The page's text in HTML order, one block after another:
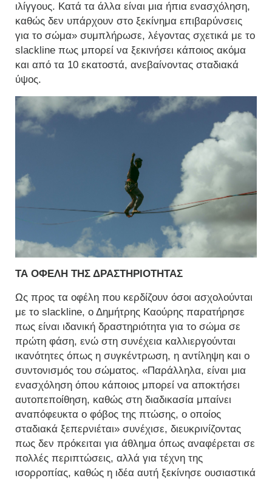
ιλίγγους. Κατά τα άλλα είναι μια ήπια ενασχόληση,
καθώς δεν υπάρχουν στο ξεκίνημα επιβαρύνσεις
για το σώμα» συμπλήρωσε, λέγοντας σχετικά με το
slackline πως μπορεί να ξεκινήσει κάποιος ακόμα
και από τα 10 εκατοστά, ανεβαίνοντας σταδιακά
ύψος.
ΤΑ ΟΦΕΛΗ ΤΗΣ ΔΡΑΣΤΗΡΙΟΤΗΤΑΣ
Ως προς τα οφέλη που κερδίζουν όσοι ασχολούνται
με το slackline, ο Δημήτρης Καούρης παρατήρησε
πως είναι ιδανική δραστηριότητα για το σώμα σε
πρώτη φάση, ενώ στη συνέχεια καλλιεργούνται
ικανότητες όπως η συγκέντρωση, η αντίληψη και ο
συντονισμός του σώματος. «Παράλληλα, είναι μια
ενασχόληση όπου κάποιος μπορεί να αποκτήσει
αυτοπεποίθηση, καθώς στη διαδικασία μπαίνει
αναπόφευκτα ο φόβος της πτώσης, ο οποίος
σταδιακά ξεπερνιέται» συνέχισε, διευκρινίζοντας
πως δεν πρόκειται για άθλημα όπως αναφέρεται σε
πολλές περιπτώσεις, αλλά για τέχνη της
ισορροπίας, καθώς η ιδέα αυτή ξεκίνησε ουσιαστικά